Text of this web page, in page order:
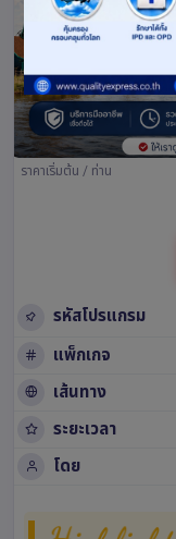
ราคาเริ่มต้น / ท่าน
รหัสโปรแกรม
แพ็กเกจ
เส้นทาง
ระยะเวลา
โดย